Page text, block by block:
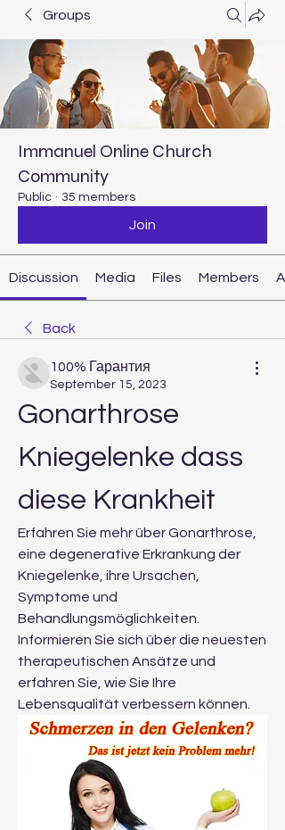
Groups
Immanuel Online Church
Community
Public · 35 members
Join
Discussion Media Files Members
Back
100% Гарантия
September 15, 2023
Gonarthrose
Kniegelenke dass
diese Krankheit
Erfahren Sie mehr über Gonarthrose,
eine degenerative Erkrankung der
Kniegelenke, ihre Ursachen,
Symptome und
Behandlungsmöglichkeiten.
Informieren Sie sich über die neuesten
therapeutischen Ansätze und
erfahren Sie, wie Sie Ihre
Lebensqualität verbessern können.